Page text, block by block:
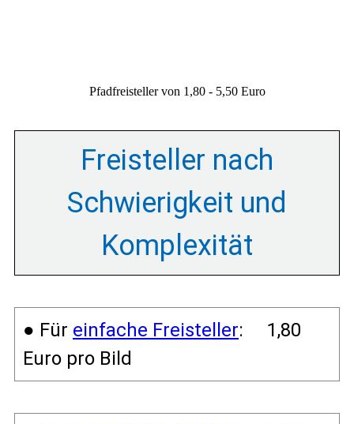
Pfadfreisteller von 1,80 - 5,50 Euro
Freisteller nach
Schwierigkeit und
Komplexität
● Für einfache Freisteller: 1,80
Euro pro Bild